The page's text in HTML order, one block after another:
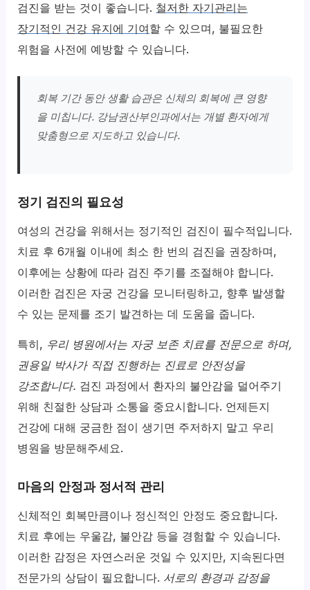
검진을 받는 것이 좋습니다. 철저한 자기관리는
장기적인 건강 유지에 기여할 수 있으며, 불필요한
위험을 사전에 예방할 수 있습니다.
회복 기간 동안 생활 습관은 신체의 회복에 큰 영향
을 미칩니다. 강남권산부인과에서는 개별 환자에게
맞춤형으로 지도하고 있습니다.
정기 검진의 필요성
여성의 건강을 위해서는 정기적인 검진이 필수적입니다.
치료 후 6개월 이내에 최소 한 번의 검진을 권장하며,
이후에는 상황에 따라 검진 주기를 조절해야 합니다.
이러한 검진은 자궁 건강을 모니터링하고, 향후 발생할
수 있는 문제를 조기 발견하는 데 도움을 줍니다.
특히, 우리 병원에서는 자궁 보존 치료를 전문으로 하며,
권용일 박사가 직접 진행하는 진료로 안전성을
강조합니다. 검진 과정에서 환자의 불안감을 덜어주기
위해 친절한 상담과 소통을 중요시합니다. 언제든지
건강에 대해 궁금한 점이 생기면 주저하지 말고 우리
병원을 방문해주세요.
마음의 안정과 정서적 관리
신체적인 회복만큼이나 정신적인 안정도 중요합니다.
치료 후에는 우울감, 불안감 등을 경험할 수 있습니다.
이러한 감정은 자연스러운 것일 수 있지만, 지속된다면
전문가의 상담이 필요합니다. 서로의 환경과 감정을